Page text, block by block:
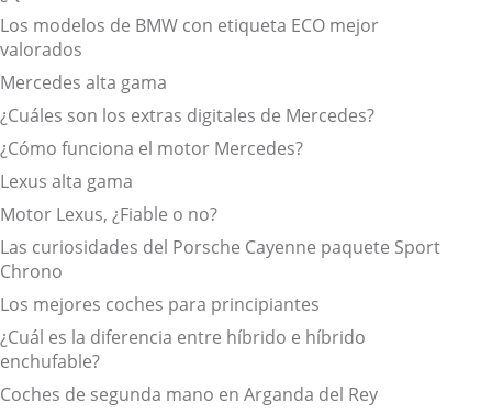
Los modelos de BMW con etiqueta ECO mejor
valorados
Mercedes alta gama
¿Cuáles son los extras digitales de Mercedes?
¿Cómo funciona el motor Mercedes?
Lexus alta gama
Motor Lexus, ¿Fiable o no?
Las curiosidades del Porsche Cayenne paquete Sport
Chrono
Los mejores coches para principiantes
¿Cuál es la diferencia entre híbrido e híbrido
enchufable?
Coches de segunda mano en Arganda del Rey